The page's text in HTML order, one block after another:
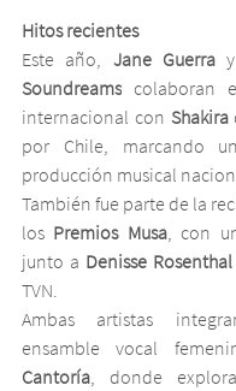
Hitos recientes
Este año, Jane Guerra
Soundreams colaboran
internacional con Shakira
por Chile, marcando
producción musical
También fue parte de la
los Premios Musa, con
junto a Denisse Rosenthal
TVN.
Ambas artistas
ensamble vocal
Cantoría , donde